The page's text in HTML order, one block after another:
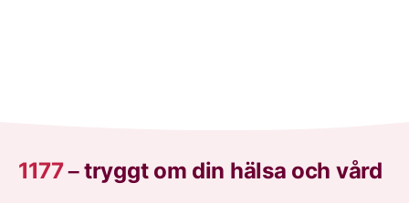
1177–tryggt om din hälsa och vård